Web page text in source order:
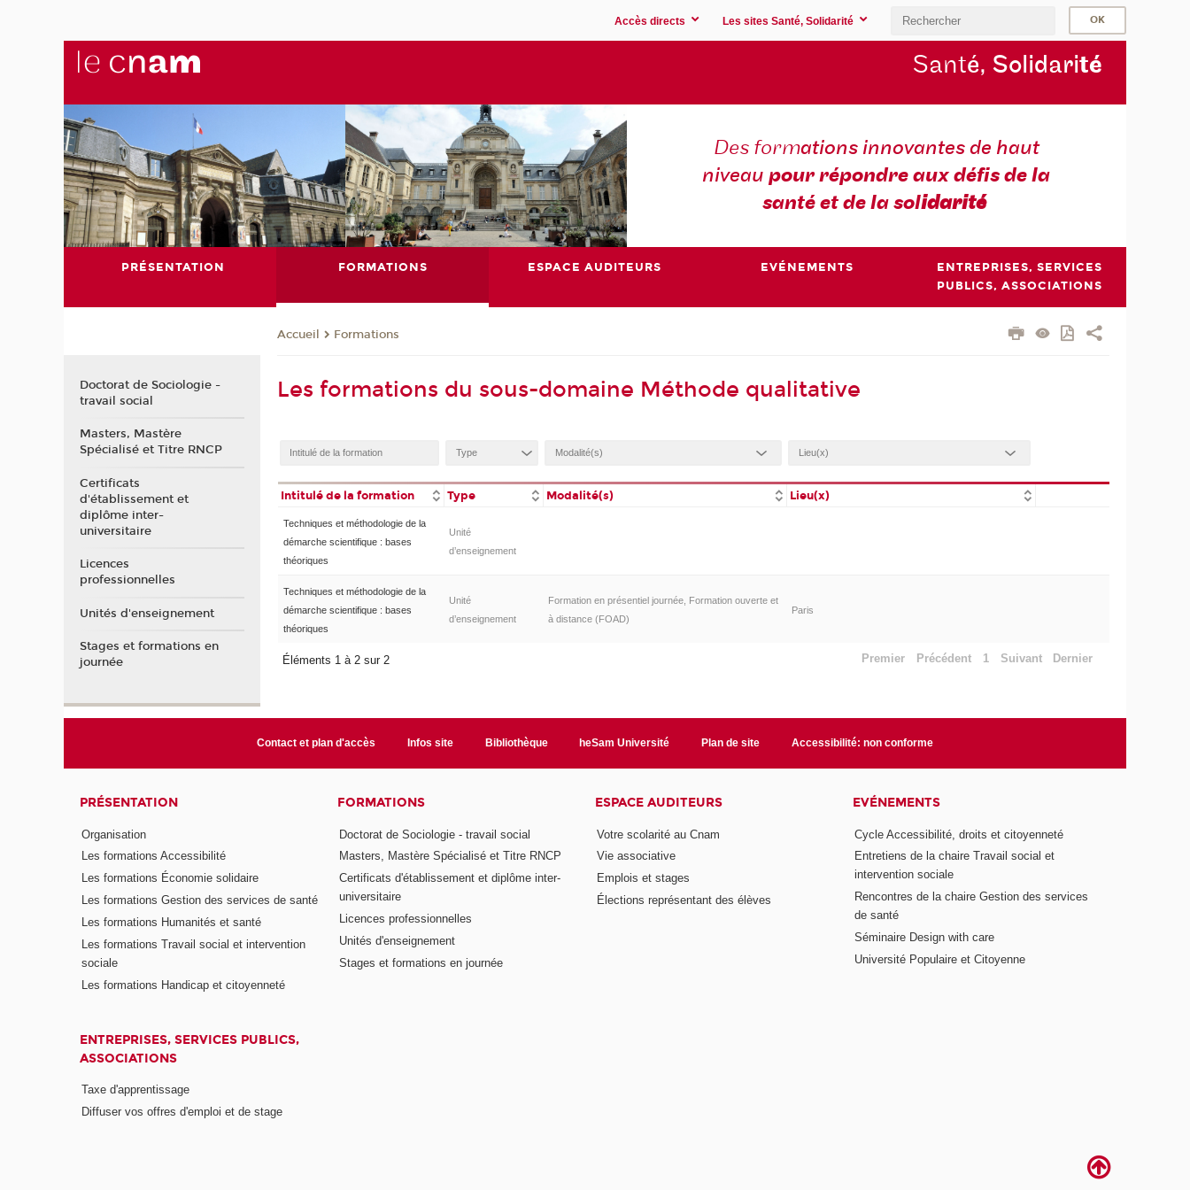
Accès directs Les sites Santé, Solidarité
Santé, Solidarité
Des formations innovantes de haut
niveaupour répondre aux défis de la
santé et de la solidarité
PRÉSENTATION FORMATIONS ESPACE AUDITEURS EVÉNEMENTS
ENTREPRISES, SERVICES
PUBLICS, ASSOCIATIONS
Accueil Formations
Les formations du sous-domaine Méthode qualitative
Intitulé de la formation Type Modalité(s) Lieu(x)
Techniques et méthodologie de la
démarche scientifique : bases
théoriques
Unité
d’enseignement
Techniques et méthodologie de la
démarche scientifique : bases
théoriques
Unité
d’enseignement
Formation en présentiel journée, Formation ouverte et
à distance (FOAD)
Paris
Éléments 1 à 2 sur 2 Premier Précédent 1 Suivant Dernier
Doctorat de Sociologie -
travail social
Masters, Mastère
Spécialisé et Titre RNCP
Certificats
d'établissement et
diplôme inter-
universitaire
Licences
professionnelles
Unités d'enseignement
Stages et formations en
journée
Contact et plan d'accès Infos site Bibliothèque heSam Université Plan de site Accessibilité: non conforme
PRÉSENTATION
Organisation
Les formations Accessibilité
Les formations Économie solidaire
Les formations Gestion des services de santé
Les formations Humanités et santé
Les formations Travail social et intervention
sociale
Les formations Handicap et citoyenneté
FORMATIONS
Doctorat de Sociologie - travail social
Masters, Mastère Spécialisé et Titre RNCP
Certificats d'établissement et diplôme inter-
universitaire
Licences professionnelles
Unités d'enseignement
Stages et formations en journée
ESPACE AUDITEURS
Votre scolarité au Cnam
Vie associative
Emplois et stages
Élections représentant des élèves
EVÉNEMENTS
Cycle Accessibilité, droits et citoyenneté
Entretiens de la chaire Travail social et
intervention sociale
Rencontres de la chaire Gestion des services
de santé
Séminaire Design with care
Université Populaire et Citoyenne
ENTREPRISES, SERVICES PUBLICS,
ASSOCIATIONS
Taxe d'apprentissage
Diffuser vos offres d'emploi et de stage